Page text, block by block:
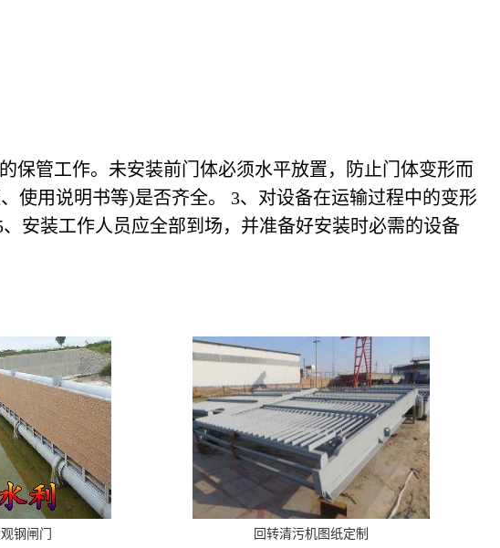
保管工作。未安装前门体必须水平放置，防止门体变形而
使用说明书等)是否齐全。 3、对设备在运输过程中的变形
安装工作人员应全部到场，并准备好安装时必需的设备
钢闸门 回转清污机图纸定制